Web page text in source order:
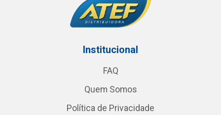
Institucional
FAQ
Quem Somos
Política de Privacidade